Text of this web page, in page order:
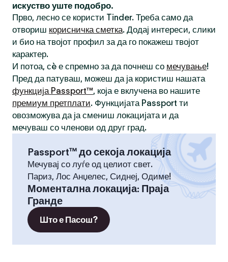
искуство уште подобро.
Прво, лесно се користи Tinder. Треба само да
отвориш корисничка сметка. Додај интереси, слики
и био на твојот профил за да го покажеш твојот
карактер.
И потоа, сè е спремно за да почнеш со мечување!
Пред да патуваш, можеш да ја користиш нашата
функција Passport™, која е вклучена во нашите
премиум претплати. Функцијата Passport ти
овозможува да ја смениш локацијата и да
мечуваш со членови од друг град.
Passport™ до секоја локација
Мечувај со луѓе од целиот свет.
Париз, Лос Анџелес, Сиднеј, Одиме!
Моментална локација: Праја
Гранде
Што е Пасош?